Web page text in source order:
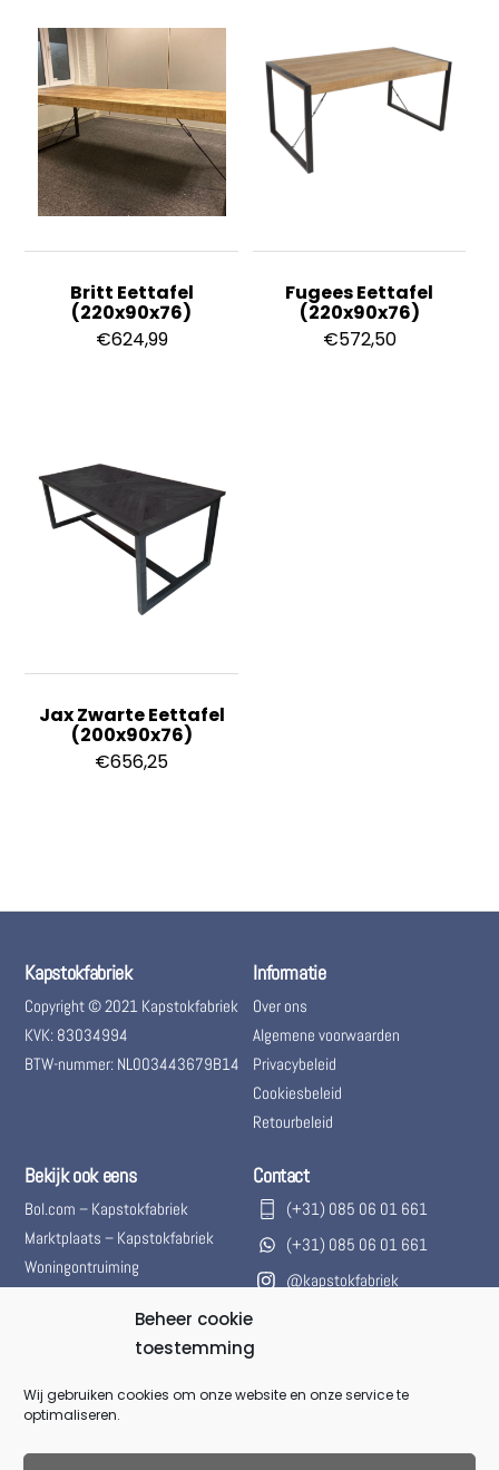
Beheer cookie
toestemming
Wij gebruiken cookies om onze website en onze service te
optimaliseren.
Britt Eettafel
(220x90x76)
€624,99
Fugees Eettafel
(220x90x76)
€572,50
Jax Zwarte Eettafel
(200x90x76)
€656,25
Kapstokfabriek
Copyright © 2021 Kapstokfabriek
KVK: 83034994
BTW-nummer: NL003443679B14
Informatie
Over ons
Algemene voorwaarden
Privacybeleid
Cookiesbeleid
Retourbeleid
Bekijk ook eens
Bol.com – Kapstokfabriek
Marktplaats – Kapstokfabriek
Woningontruiming
Contact
(+31) 085 06 01 661
(+31) 085 06 01 661
@kapstokfabriek